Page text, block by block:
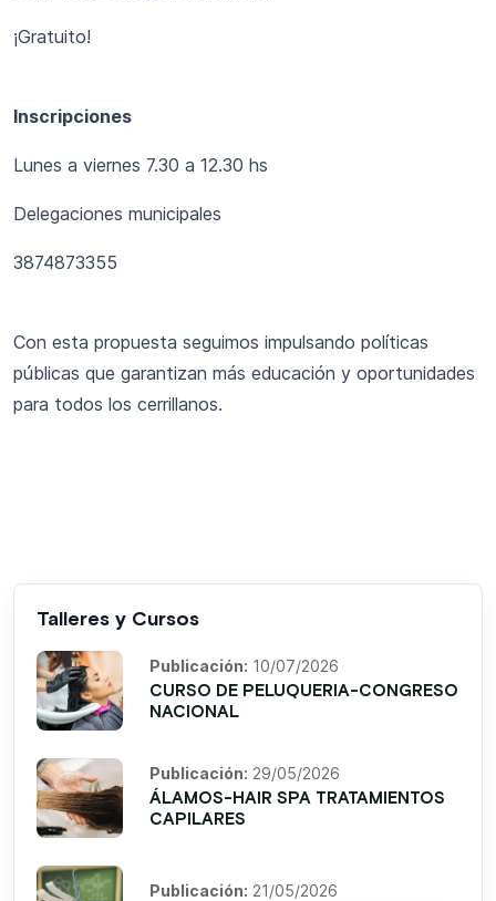
¡Gratuito!
Inscripciones
Lunes a viernes 7.30 a 12.30 hs
Delegaciones municipales
3874873355
Con esta propuesta seguimos impulsando políticas
públicas que garantizan más educación y oportunidades
para todos los cerrillanos.
Talleres y Cursos
Publicación: 10/07/2026
CURSO DE PELUQUERIA-CONGRESO
NACIONAL
Publicación: 29/05/2026
ÁLAMOS-HAIR SPA TRATAMIENTOS
CAPILARES
Publicación: 21/05/2026